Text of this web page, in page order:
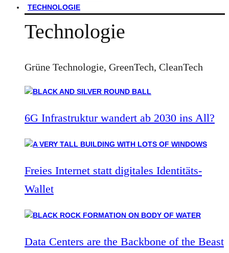
TECHNOLOGIE
Technologie
Grüne Technologie, GreenTech, CleanTech
6G Infrastruktur wandert ab 2030 ins All?
Freies Internet statt digitales Identitäts-
Wallet
Data Centers are the Backbone of the Beast